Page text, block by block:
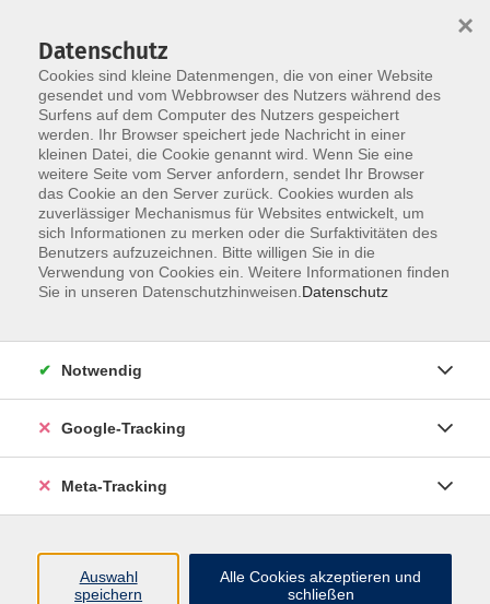
Skip to main content
Der Kurs konnte nicht gefunden werden.
Über uns
Datenschutz
Cookies sind kleine Datenmengen, die von einer Website
gesendet und vom Webbrowser des Nutzers während des
Surfens auf dem Computer des Nutzers gespeichert
werden. Ihr Browser speichert jede Nachricht in einer
kleinen Datei, die Cookie genannt wird. Wenn Sie eine
weitere Seite vom Server anfordern, sendet Ihr Browser
das Cookie an den Server zurück. Cookies wurden als
zuverlässiger Mechanismus für Websites entwickelt, um
sich Informationen zu merken oder die Surfaktivitäten des
Benutzers aufzuzeichnen. Bitte willigen Sie in die
Verwendung von Cookies ein. Weitere Informationen finden
Sie in unseren Datenschutzhinweisen. Datenschutz
×
Notwendig
Google-Tracking
Meta-Tracking
Auswahl
speichern
Alle Cookies akzeptieren und
schließen